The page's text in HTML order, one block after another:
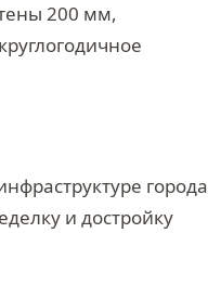
200 мм,
города
и достройку